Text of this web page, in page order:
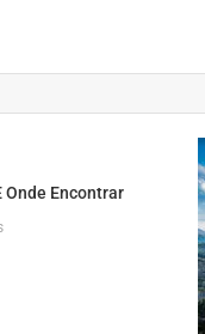
Onde Encontrar